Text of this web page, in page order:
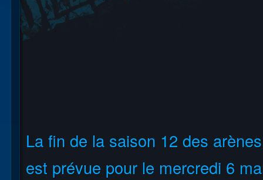
La fin de la saison 12 des
est prévue pour le mercredi 6